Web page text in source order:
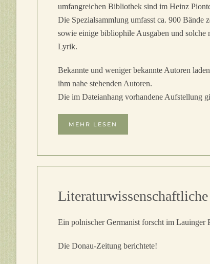
umfangreichen Bibliothek sind im Heinz
Die Spezialsammlung umfasst ca. 900 Bände
sowie einige bibliophile Ausgaben und solche
Lyrik.
Bekannte und weniger bekannte Autoren
ihm nahe stehenden Autoren.
Die im Dateianhang vorhandene Aufstellung
MEHR LESEN
Ein polnischer Germanist forscht im Lauinger
Die Donau-Zeitung berichtete!